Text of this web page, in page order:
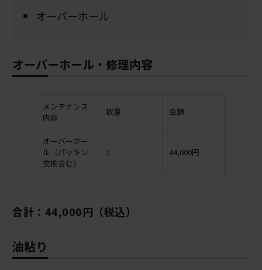
オーバーホール
オーバーホール・修理内容
メンテナンス
内容
数量 金額
オーバーホー
ル（パッキン
交換含む）
1 44,000円
合計：44,000円（税込）
油粘り